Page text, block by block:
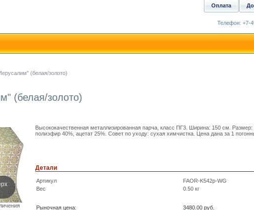
(белая/золото)
(белая/золото)
Высококачественная металлизированная парча, класс ПГ3. Ширина: 150 см.
полиэфир 40%, ацетат 25%. Совет по уходу: сухая химчистка. Цена дана за 1
Детали
Артикул
FAOR-K542p-WG
Вес
0.50 кг
Рыночная цена: 3480.00 руб.
Оплата
Телефон: +7-